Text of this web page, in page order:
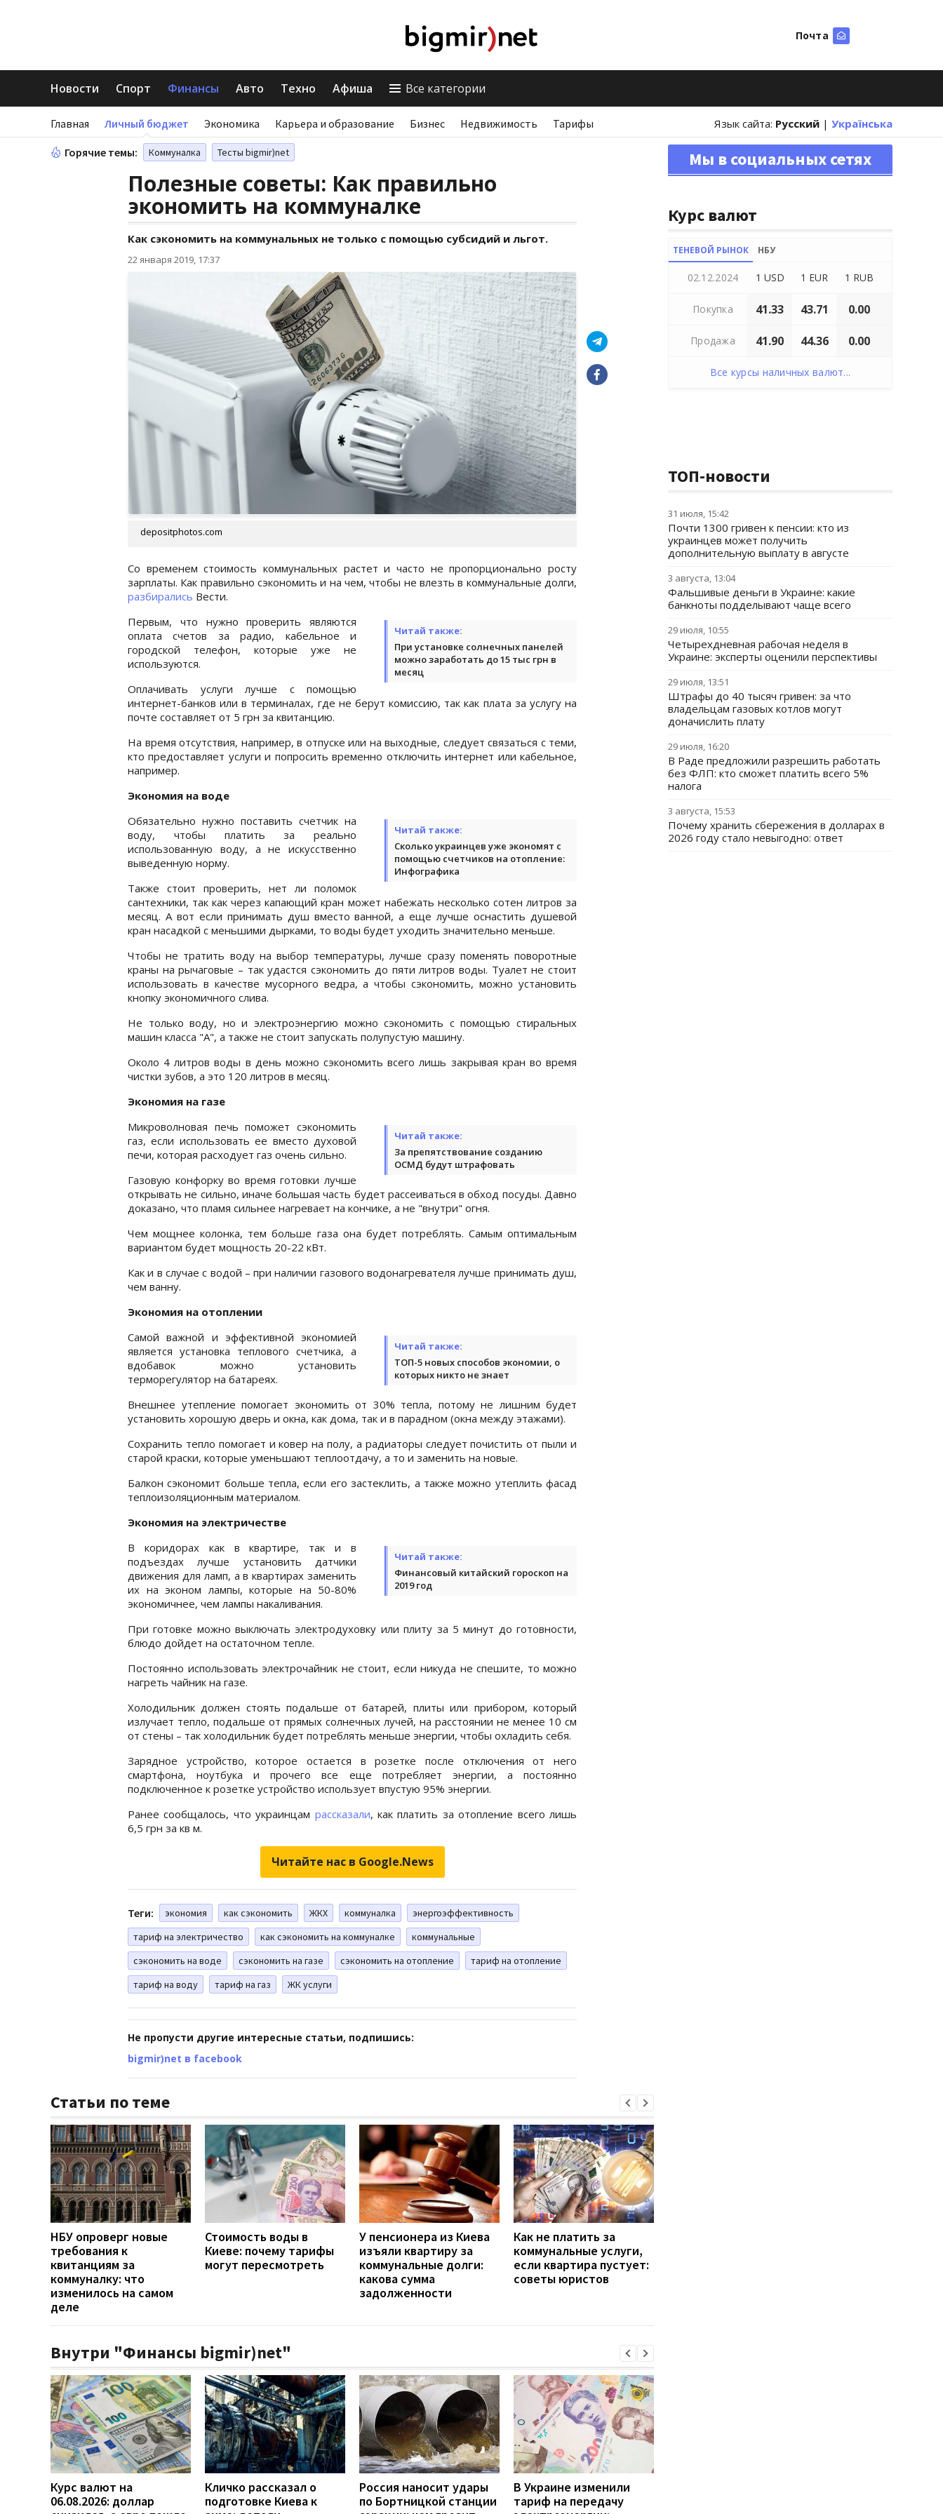
Почта
Новости Спорт Финансы Авто Техно Афиша Все категории
Главная Личный бюджет Экономика Карьера и образование Бизнес Недвижимость Тарифы Язык сайта: Русский | Українська
Горячие темы: Коммуналка Тесты bigmir)net
Полезные советы: Как правильно
экономить на коммуналке
Как сэкономить на коммунальных не только с помощью субсидий и льгот.
22 января 2019, 17:37
depositphotos.com
Со временем стоимость коммунальных растет и часто не пропорционально росту
зарплаты. Как правильно сэкономить и на чем, чтобы не влезть в коммунальные долги,
разбирались Вести.
Читай также:
При установке солнечных панелей
можно заработать до 15 тыс грн в
месяц
Первым, что нужно проверить являются
оплата счетов за радио, кабельное и
городской телефон, которые уже не
используются.
Оплачивать услуги лучше с помощью
интернет-банков или в терминалах, где не берут комиссию, так как плата за услугу на
почте составляет от 5 грн за квитанцию.
На время отсутствия, например, в отпуске или на выходные, следует связаться с теми,
кто предоставляет услуги и попросить временно отключить интернет или кабельное,
например.
Экономия на воде
Читай также:
Сколько украинцев уже экономят с
помощью счетчиков на отопление:
Инфографика
Обязательно нужно поставить счетчик на
воду, чтобы платить за реально
использованную воду, а не искусственно
выведенную норму.
Также стоит проверить, нет ли поломок
сантехники, так как через капающий кран может набежать несколько сотен литров за
месяц. А вот если принимать душ вместо ванной, а еще лучше оснастить душевой
кран насадкой с меньшими дырками, то воды будет уходить значительно меньше.
Чтобы не тратить воду на выбор температуры, лучше сразу поменять поворотные
краны на рычаговые – так удастся сэкономить до пяти литров воды. Туалет не стоит
использовать в качестве мусорного ведра, а чтобы сэкономить, можно установить
кнопку экономичного слива.
Не только воду, но и электроэнергию можно сэкономить с помощью стиральных
машин класса "А", а также не стоит запускать полупустую машину.
Около 4 литров воды в день можно сэкономить всего лишь закрывая кран во время
чистки зубов, а это 120 литров в месяц.
Экономия на газе
Читай также:
За препятствование созданию
ОСМД будут штрафовать
Микроволновая печь поможет сэкономить
газ, если использовать ее вместо духовой
печи, которая расходует газ очень сильно.
Газовую конфорку во время готовки лучше
открывать не сильно, иначе большая часть будет рассеиваться в обход посуды. Давно
доказано, что пламя сильнее нагревает на кончике, а не "внутри" огня.
Чем мощнее колонка, тем больше газа она будет потреблять. Самым оптимальным
вариантом будет мощность 20-22 кВт.
Как и в случае с водой – при наличии газового водонагревателя лучше принимать душ,
чем ванну.
Экономия на отоплении
Читай также:
ТОП-5 новых способов экономии, о
которых никто не знает
Самой важной и эффективной экономией
является установка теплового счетчика, а
вдобавок можно установить
терморегулятор на батареях.
Внешнее утепление помогает экономить от 30% тепла, потому не лишним будет
установить хорошую дверь и окна, как дома, так и в парадном (окна между этажами).
Сохранить тепло помогает и ковер на полу, а радиаторы следует почистить от пыли и
старой краски, которые уменьшают теплоотдачу, а то и заменить на новые.
Балкон сэкономит больше тепла, если его застеклить, а также можно утеплить фасад
теплоизоляционным материалом.
Экономия на электричестве
Читай также:
Финансовый китайский гороскоп на
2019 год
В коридорах как в квартире, так и в
подъездах лучше установить датчики
движения для ламп, а в квартирах заменить
их на эконом лампы, которые на 50-80%
экономичнее, чем лампы накаливания.
При готовке можно выключать электродуховку или плиту за 5 минут до готовности,
блюдо дойдет на остаточном тепле.
Постоянно использовать электрочайник не стоит, если никуда не спешите, то можно
нагреть чайник на газе.
Холодильник должен стоять подальше от батарей, плиты или прибором, который
излучает тепло, подальше от прямых солнечных лучей, на расстоянии не менее 10 см
от стены – так холодильник будет потреблять меньше энергии, чтобы охладить себя.
Зарядное устройство, которое остается в розетке после отключения от него
смартфона, ноутбука и прочего все еще потребляет энергии, а постоянно
подключенное к розетке устройство использует впустую 95% энергии.
Ранее сообщалось, что украинцам рассказали, как платить за отопление всего лишь
6,5 грн за кв м.
Читайте нас в Google.News
Теги: экономия как сэкономить ЖКХ коммуналка
энергоэффективность
тариф на электричество
как сэкономить на коммуналке
коммунальные
сэкономить на воде
сэкономить на газе сэкономить на отопление
тариф на отопление
тариф на воду
тариф на газ ЖК услуги
Не пропусти другие интересные статьи, подпишись:
bigmir)net в facebook
Статьи по теме
НБУ опроверг новые
требования к
квитанциям за
коммуналку: что
изменилось на самом
деле
Стоимость воды в
Киеве: почему тарифы
могут пересмотреть
У пенсионера из Киева
изъяли квартиру за
коммунальные долги:
какова сумма
задолженности
Как не платить за
коммунальные услуги,
если квартира пустует:
советы юристов
Внутри "Финансы bigmir)net"
Курс валют на
06.08.2026: доллар
Кличко рассказал о
подготовке Киева к
Россия наносит удары
по Бортницкой станции
В Украине изменили
тариф на передачу
Мы в социальных сетях
Курс валют
ТЕНЕВОЙ РЫНОК НБУ
02.12.2024 1 USD 1 EUR 1 RUB
Покупка 41.33 43.71 0.00
Продажа 41.90 44.36 0.00
Все курсы наличных валют...
ТОП-новости
31 июля, 15:42
Почти 1300 гривен к пенсии: кто из
украинцев может получить
дополнительную выплату в августе
3 августа, 13:04
Фальшивые деньги в Украине: какие
банкноты подделывают чаще всего
29 июля, 10:55
Четырехдневная рабочая неделя в
Украине: эксперты оценили перспективы
29 июля, 13:51
Штрафы до 40 тысяч гривен: за что
владельцам газовых котлов могут
доначислить плату
29 июля, 16:20
В Раде предложили разрешить работать
без ФЛП: кто сможет платить всего 5%
налога
3 августа, 15:53
Почему хранить сбережения в долларах в
2026 году стало невыгодно: ответ